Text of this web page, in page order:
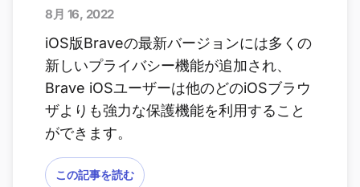
8月 16, 2022
iOS版Braveの最新バージョンには多くの
新しいプライバシー機能が追加され、
Brave iOSユーザーは他のどのiOSブラウ
ザよりも強力な保護機能を利用すること
ができます。
この記事を読む